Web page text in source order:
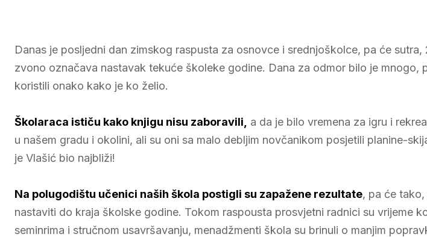
Danas je posljedni dan zimskog raspusta za osnovce i srednjoškolce, pa će sutra,
zvono označava nastavak tekuće školeke godine. Dana za odmor bilo je mnogo,
koristili onako kako je ko želio.
Školaraca ističu kako knjigu nisu zaboravili,
a da je bilo vremena za igru i
u našem gradu i okolini, ali su oni sa malo debljim novčanikom posjetili planine-
je Vlašić bio najbliži!
Na polugodištu učenici naših škola postigli su zapažene rezultate, pa će
nastaviti do kraja školske godine. Tokom raspousta prosvjetni radnici su vrijeme
seminrima i stručnom usavršavanju, menadžmenti škola su brinuli o manjim